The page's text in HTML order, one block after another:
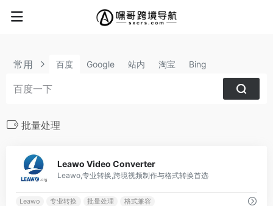
常用 百度 Google 站内 淘宝 Bing
批量处理
Leawo Video Converter
Leawo,专业转换,跨境视频制作与格式转换首选
Leawo 专业转换 批量处理 格式兼容